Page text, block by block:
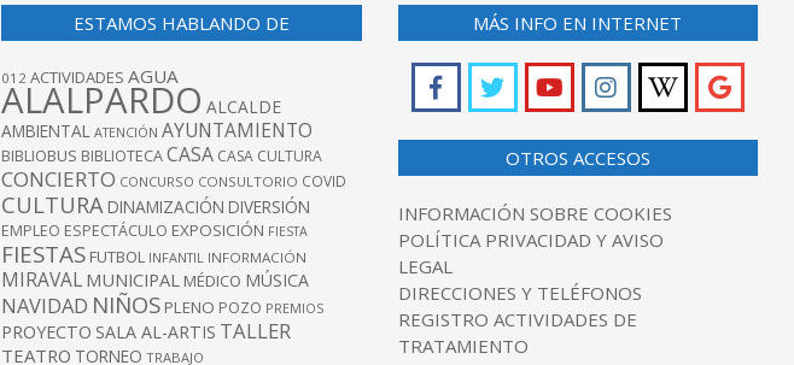
ESTAMOS HABLANDO DE
012 ACTIVIDADES AGUA
ALALPARDO ALCALDE
AMBIENTAL ATENCIÓN AYUNTAMIENTO
BIBLIOBUS BIBLIOTECACASA CASA CULTURA
CONCIERTO CONCURSO CONSULTORIO COVID
CULTURA DINAMIZACIÓN DIVERSIÓN
EMPLEO ESPECTÁCULO EXPOSICIÓN FIESTA
FIESTAS FUTBOL INFANTIL INFORMACIÓN
MIRAVAL MUNICIPAL MÉDICO MÚSICA
NAVIDAD NIÑOS PLENO POZO PREMIOS
PROYECTO SALA AL-ARTIS TALLER
TEATRO TORNEO TRABAJO
MÁS INFO EN INTERNET
OTROS ACCESOS
INFORMACIÓN SOBRE COOKIES
POLÍTICA PRIVACIDAD Y AVISO
LEGAL
DIRECCIONES Y TELÉFONOS
REGISTRO ACTIVIDADES DE
TRATAMIENTO